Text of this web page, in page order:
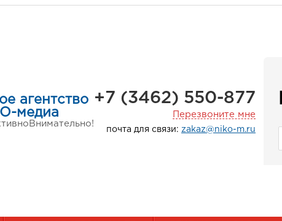
агентство
медиа
Внимательно!
+7 (3462) 550-877
Перезвоните мне
почта для связи: zakaz@niko-m.ru